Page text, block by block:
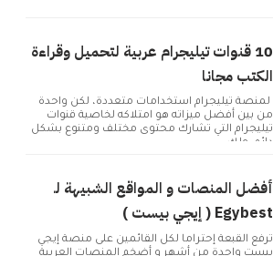
10 قنوات تيليجرام عربية لتحميل وقراءة
الكتب مجانا
لمنصة تيليجرام استخدامات متعددة، لكن واحدة
من بين أفضل ميزاته هو امتلاكه لخاصية قنوات
تيليجرام التي تشارك محتوى مختلف ومتنوع بشكل
دائم. ولك...
أفضل المنصات و المواقع الشبيهة لـ
Egybest ( إيجي بيست )
تُرفع القبعة إحتراماً لكل القائمين على منصة إيجي